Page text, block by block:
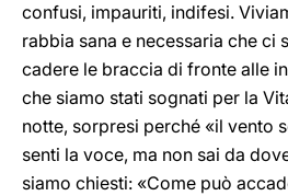
confusi, impauriti, indifesi.
rabbia sana e necessaria che ci
cadere le braccia di fronte alle
che siamo stati sognati per la
notte, sorpresi perché «il vento
senti la voce, ma non sai da
siamo chiesti: «Come può